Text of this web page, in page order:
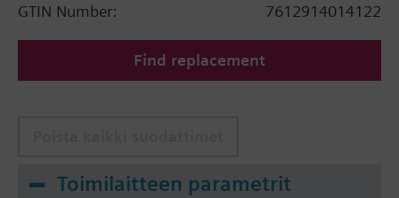
GTIN Number:
7612914014122
Find replacement
Toimilaitteen parametrit